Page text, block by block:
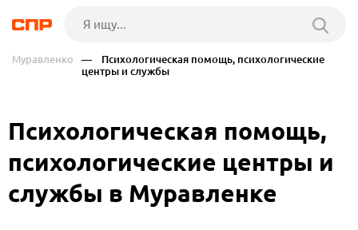
Муравленко
— Психологическая помощь, психологические
центры и службы
Психологическая помощь,
психологические центры и
службы в Муравленке